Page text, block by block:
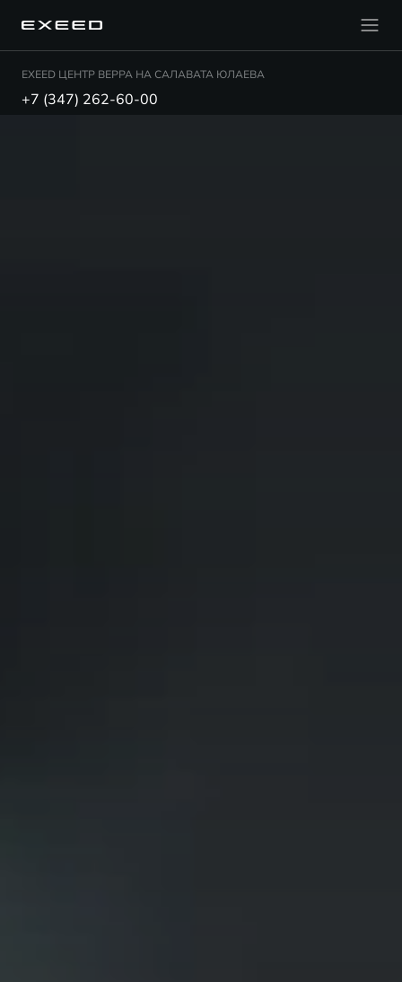
EXEED ЦЕНТР ВЕРРА НА САЛАВАТА ЮЛАЕВА
+7 (347) 262-60-00